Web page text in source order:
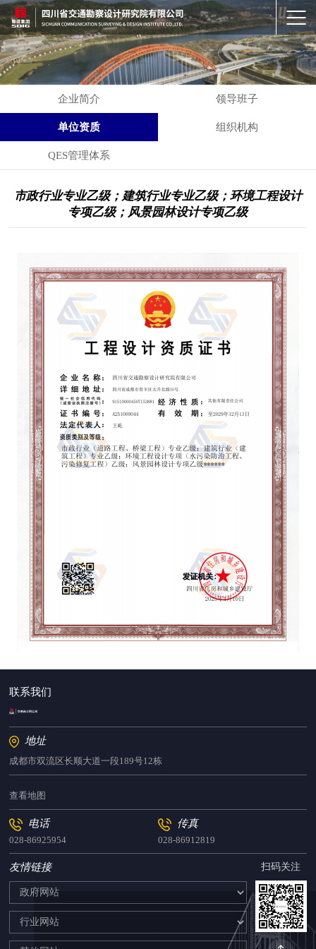
企业简介 领导班子
单位资质 组织机构
QES管理体系
市政行业专业乙级；建筑行业专业乙级；环境工程设计
专项乙级；风景园林设计专项乙级
联系我们
地址
成都市双流区长顺大道一段189号12栋
查看地图
电话
028-86925954
传真
028-86912819
友情链接 扫码关注